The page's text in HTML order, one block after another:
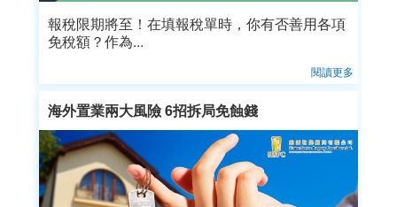
報稅限期將至！在填報稅單時，你有否善用各項
免稅額？作為...
閱讀更多
海外置業兩大風險 6招拆局免蝕錢